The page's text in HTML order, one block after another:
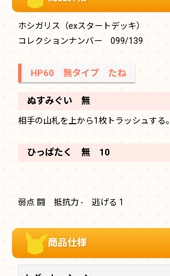
ホシガリス（exスタートデッキ）
コレクションナンバー 099/139
HP60 無タイプ たね
ぬすみぐい 無
相手の山札を上から1枚トラッシュする。
ひっぱたく 無 10
弱点 闘 抵抗力 - 逃げる 1
商品仕様